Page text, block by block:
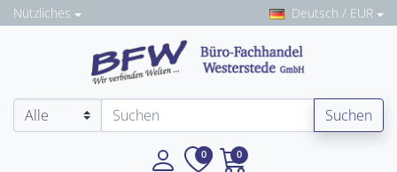
Nützliches Deutsch / EUR
Suchen
0 0